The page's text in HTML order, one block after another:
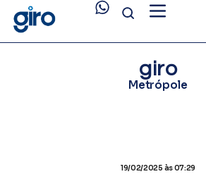
giro
Metrópole
19/02/2025 às 07:29